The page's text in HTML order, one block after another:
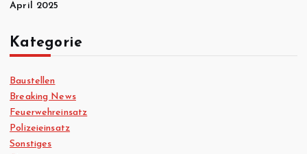
April 2025
Kategorie
Baustellen
Breaking News
Feuerwehreinsatz
Polizeieinsatz
Sonstiges